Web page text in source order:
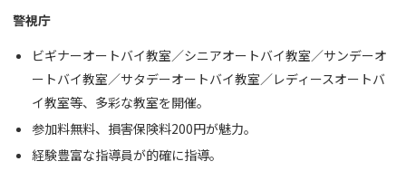
警視庁
ビギナーオートバイ教室／シニアオートバイ教室／サンデーオ
ートバイ教室／サタデーオートバイ教室／レディースオートバ
イ教室等、多彩な教室を開催。
参加料無料、損害保険料200円が魅力。
経験豊富な指導員が的確に指導。